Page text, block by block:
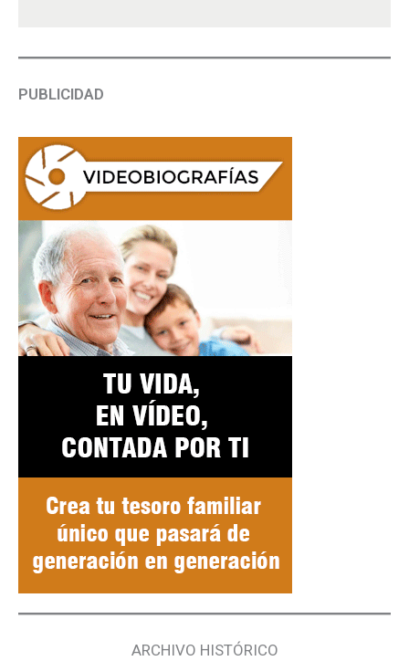
PUBLICIDAD
ARCHIVO HISTÓRICO